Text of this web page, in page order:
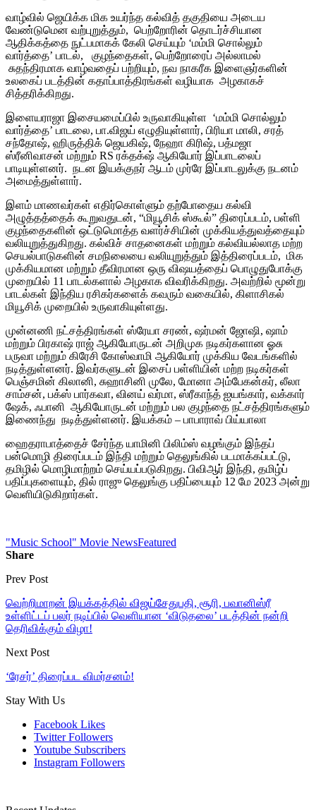
வாழ்வில் ஜெயிக்க மிக உயர்ந்த கல்வித் தகுதியை அடைய
வேண்டுமென வற்புறுத்தும், பெற்றோரின் தொடர்ச்சியான
ஆதிக்கத்தை நுட்பமாகக் கேலி செய்யும் ‘மம்மி சொல்லும்
வார்த்தை’ பாடல், குழந்தைகள், பெற்றோரைப் அல்லாமல்
சுதந்திரமாக வாழ்வதைப் பற்றியும், நவ நாகரீக இளைஞர்களின்
உலகைப் படத்தின் கதாப்பாத்திரங்கள் வழியாக அழகாகச்
சித்தரிக்கிறது.
இளையராஜா இசையமைப்பில் உருவாகியுள்ள ‘மம்மி சொல்லும்
வார்த்தை’ பாடலை, பா.விஜய் எழுதியுள்ளார், பிரியா மாலி, சரத்
சந்தோஷ், ஹிருத்திக் ஜெயகிஷ், நேஹா கிரிஷ், பத்மஜா
ஸ்ரீனிவாசன் மற்றும் RS ரக்தக்‌ஷ் ஆகியோர் இப்பாடலைப்
பாடியுள்ளனர். நடன இயக்குநர் ஆடம் முர்ரே இப்பாடலுக்கு நடனம்
அமைத்துள்ளார்.
இளம் மாணவர்கள் எதிர்கொள்ளும் தற்போதைய கல்வி
அழுத்தத்தைக் கூறுவதுடன், “மியூசிக் ஸ்கூல்” திரைப்படம், பள்ளி
குழந்தைகளின் ஒட்டுமொத்த வளர்ச்சியின் முக்கியத்துவத்தையும்
வலியுறுத்துகிறது. கல்விச் சாதனைகள் மற்றும் கல்வியல்லாத மற்ற
செயல்பாடுகளின் சமநிலையை வலியுறுத்தும் இத்திரைப்படம், மிக
முக்கியமான மற்றும் தீவிரமான ஒரு விஷயத்தைப் பொழுதுபோக்கு
முறையில் 11 பாடல்களால் அழகாக விவரிக்கிறது. அவற்றில் மூன்று
பாடல்கள் இந்திய ரசிகர்களைக் கவரும் வகையில், கிளாசிகல்
மியூசிக் முறையில் உருவாகியுள்ளது.
முன்னணி நட்சத்திரங்கள் ஸ்ரேயா சரண், ஷர்மன் ஜோஷி, ஷாம்
மற்றும் பிரகாஷ் ராஜ் ஆகியோருடன் அறிமுக நடிகர்களான ஓசு
பருவா மற்றும் கிரேசி கோஸ்வாமி ஆகியோர் முக்கிய வேடங்களில்
நடித்துள்ளனர். இவர்களுடன் இசைப் பள்ளியின் மற்ற நடிகர்கள்
பெஞ்சமின் கிலானி, சுஹாசினி முலே, மோனா அம்பேகன்கர், லீலா
சாம்சன், பக்ஸ் பார்கவா, வினய் வர்மா, ஸ்ரீகாந்த் ஐயங்கார், வக்கார்
ஷேக், ஃபானி ஆகியோருடன் மற்றும் பல குழந்தை நட்சத்திரங்களும்
இணைந்து நடித்துள்ளனர். இயக்கம் – பாபாராவ் பிய்யாலா
ஹைதராபாத்தைச் சேர்ந்த யாமினி பிலிம்ஸ் வழங்கும் இந்தப்
பன்மொழி திரைப்படம் இந்தி மற்றும் தெலுங்கில் படமாக்கப்பட்டு,
தமிழில் மொழிமாற்றம் செய்யப்படுகிறது. பிவிஆர் இந்தி, தமிழ்ப்
பதிப்புகளையும், தில் ராஜு தெலுங்கு பதிப்பையும் 12 மே 2023 அன்று
வெளியிடுகிறார்கள்.
"Music School" Movie NewsFeatured
Share
Prev Post
வெற்றிமாறன் இயக்கத்தில் விஜய்சேதுபதி, சூரி, பவானிஸ்ரீ
உள்ளிட்டப் பலர் நடிப்பில் வெளியான ‘விடுதலை’ படத்தின் நன்றி
தெரிவிக்கும் விழா!
Next Post
‘ரேசர்’ திரைப்பட விமர்சனம்!
Stay With Us
Facebook Likes
Twitter Followers
Youtube Subscribers
Instagram Followers